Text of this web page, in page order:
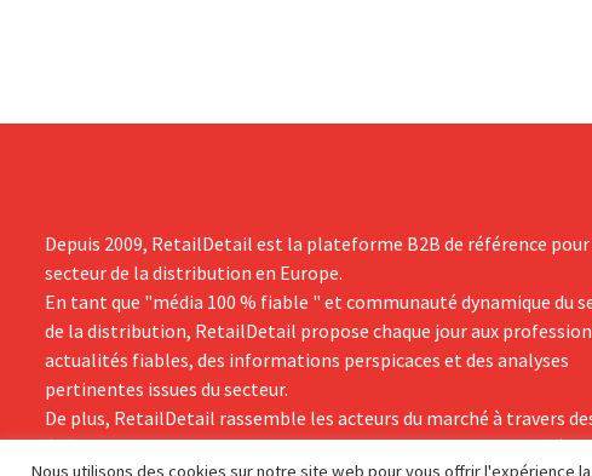
Depuis 2009, RetailDetail est la plateforme B2B de référence
secteur de la distribution en Europe.
En tant que "média 100 % fiable " et communauté dynamique du
de la distribution, RetailDetail propose chaque jour aux
actualités fiables, des informations perspicaces et des analyses
pertinentes issues du secteur.
De plus, RetailDetail rassemble les acteurs du marché à travers
événements inspirants et des visites exclusives de magasins, où
Nous utilisons des cookies sur notre site web pour vous offrir l'expérience